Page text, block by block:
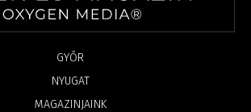
GYŐR
NYUGAT
MAGAZINJAINK